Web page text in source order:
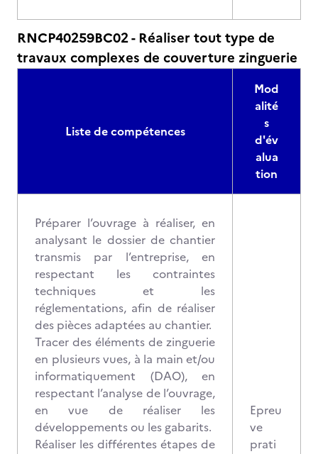
RNCP40259BC02 - Réaliser tout type de
travaux complexes de couverture zinguerie
Liste de compétences
Mod
alité
s
d'év
alua
tion
Préparer l’ouvrage à réaliser, en
analysant le dossier de chantier
transmis par l’entreprise, en
respectant les contraintes
techniques et les
réglementations, afin de réaliser
des pièces adaptées au chantier.
Tracer des éléments de zinguerie
en plusieurs vues, à la main et/ou
informatiquement (DAO), en
respectant l’analyse de l’ouvrage,
en vue de réaliser les
développements ou les gabarits.
Réaliser les différentes étapes de
Epreu
ve
prati